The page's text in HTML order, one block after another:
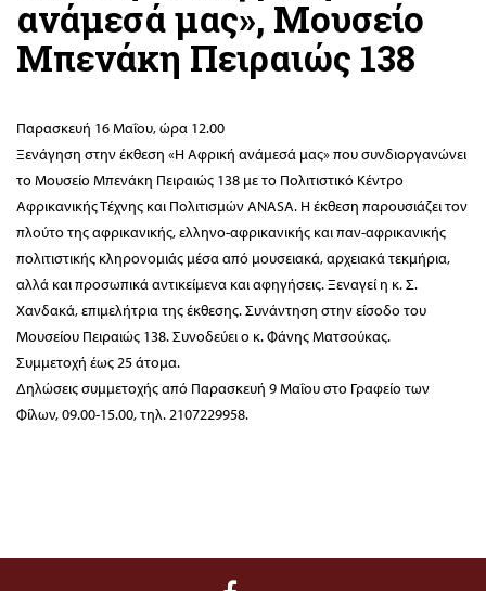
ανάμεσά μας», Μουσείο
Μπενάκη Πειραιώς 138
Παρασκευή 16 Μαΐου, ώρα 12.00
Ξενάγηση στην έκθεση «Η Αφρική ανάμεσά μας» που συνδιοργανώνει
το Μουσείο Μπενάκη Πειραιώς 138 με το Πολιτιστικό Κέντρο
Αφρικανικής Τέχνης και Πολιτισμών ΑΝΑSA. Η έκθεση παρουσιάζει τον
πλούτο της αφρικανικής, ελληνο-αφρικανικής και παν-αφρικανικής
πολιτιστικής κληρονομιάς μέσα από μουσειακά, αρχειακά τεκμήρια,
αλλά και προσωπικά αντικείμενα και αφηγήσεις. Ξεναγεί η κ. Σ.
Χανδακά, επιμελήτρια της έκθεσης. Συνάντηση στην είσοδο του
Μουσείου Πειραιώς 138. Συνοδεύει ο κ. Φάνης Ματσούκας.
Συμμετοχή έως 25 άτομα.
Δηλώσεις συμμετοχής από Παρασκευή 9 Μαΐου στο Γραφείο των
Φίλων, 09.00-15.00, τηλ. 2107229958.